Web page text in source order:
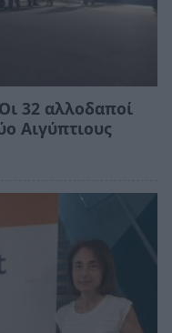
32 αλλοδαποί
Αιγύπτιους